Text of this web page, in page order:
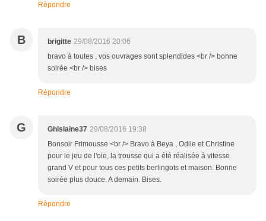
Répondre
B brigitte 29/08/2016 20:06
bravo à toutes , vos ouvrages sont splendides <br /> bonne
soirée <br /> bises
Répondre
G Ghislaine37 29/08/2016 19:38
Bonsoir Frimousse <br /> Bravo à Beya , Odile et Christine
pour le jeu de l'oie, la trousse qui a été réalisée à vitesse
grand V et pour tous ces petits berlingots et maison. Bonne
soirée plus douce. A demain. Bises.
Répondre